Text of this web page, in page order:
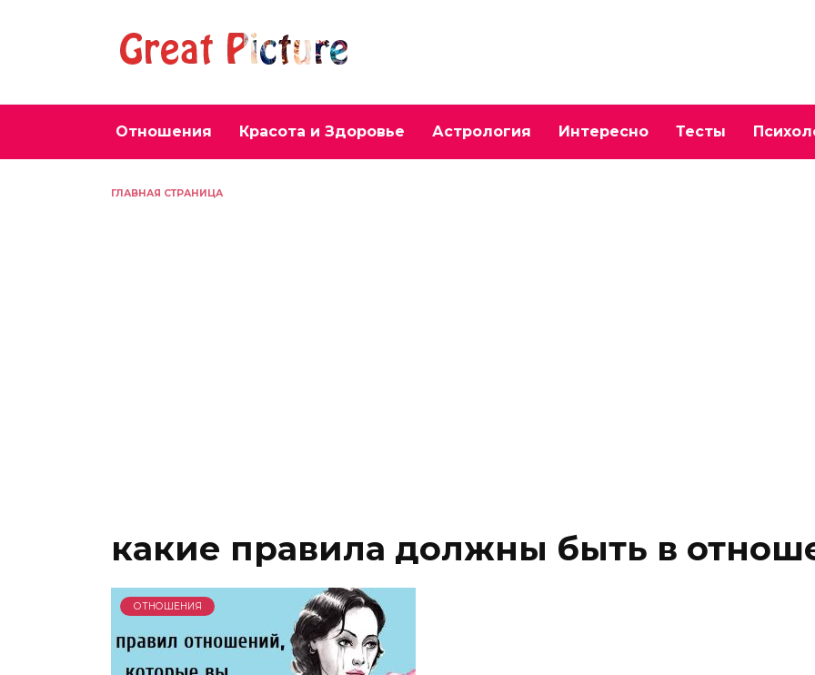
Отношения Красота и Здоровье Астрология Интересно Тесты
ГЛАВНАЯ СТРАНИЦА
какие правила должны быть в
ОТНОШЕНИЯ